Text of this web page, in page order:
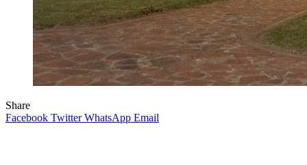
Share
Facebook Twitter WhatsApp Email